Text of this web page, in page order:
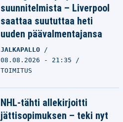
suunnitelmista – Liverpool
saattaa suututtaa heti
uuden päävalmentajansa
JALKAPALLO
08.08.2026 - 21:35
TOIMITUS
NHL-tähti allekirjoitti
jättisopimuksen – teki nyt